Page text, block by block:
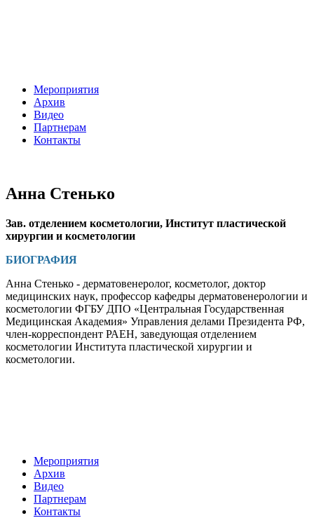
Мероприятия
Архив
Видео
Партнерам
Контакты
Анна Стенько
Зав. отделением косметологии, Институт пластической
хирургии и косметологии
БИОГРАФИЯ
Анна Стенько - дерматовенеролог, косметолог, доктор
медицинских наук, профессор кафедры дерматовенерологии и
косметологии ФГБУ ДПО «Центральная Государственная
Медицинская Академия» Управления делами Президента РФ,
член-корреспондент РАЕН, заведующая отделением
косметологии Института пластической хирургии и
косметологии.
Мероприятия
Архив
Видео
Партнерам
Контакты